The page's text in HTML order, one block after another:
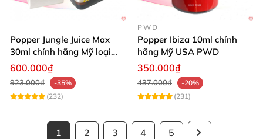
Popper Jungle Juice Max
30ml chính hãng Mỹ loại
mạnh cho Top Bot
600.000₫
923.000₫
-35%
(232)
PWD
Popper Ibiza 10ml chính
hãng Mỹ USA PWD
350.000₫
437.000₫
-20%
(231)
1 2 3 4 5